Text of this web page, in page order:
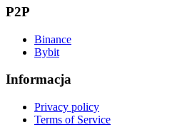
P2P
Binance
Bybit
Informacja
Privacy policy
Terms of Service